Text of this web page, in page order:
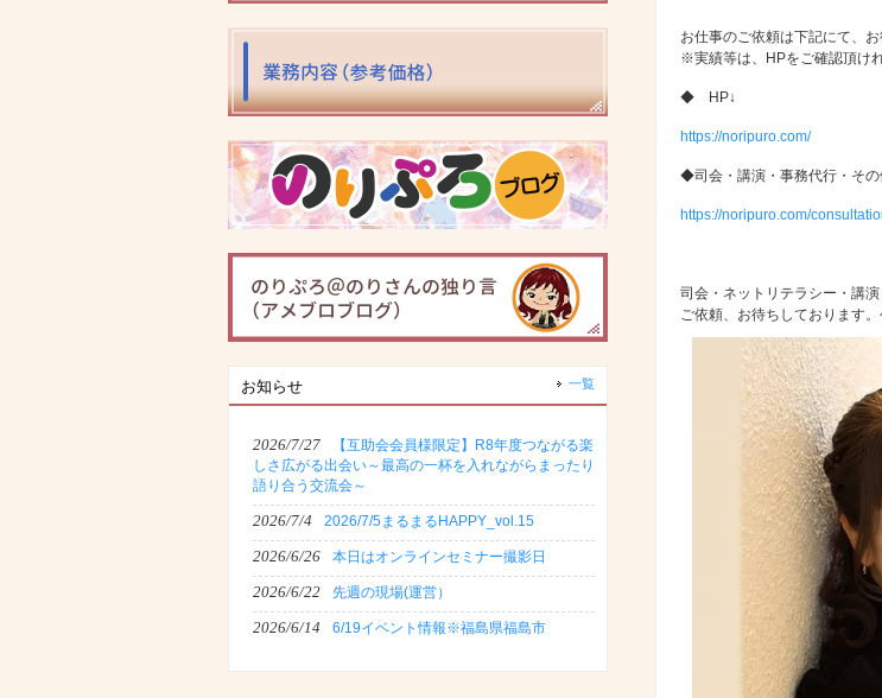
お仕事のご依頼は下記にて、お
※実績等は、HPをご確認頂け
◆ HP↓
https://noripuro.com/
◆司会・講演・事務代行・その
https://noripuro.com/
司会・ネットリテラシー・講
ご依頼、お待ちしております
お知らせ 一覧
2026/7/27
【互助会会員様限定】R8年度つながる楽
しさ広がる出会い～最高の一杯を入れながらまったり
語り合う交流会～
2026/7/4 2026/7/5まるまるHAPPY_vol.15
2026/6/26 本日はオンラインセミナー撮影日
2026/6/22 先週の現場(運営）
2026/6/14 6/19イベント情報※福島県福島市